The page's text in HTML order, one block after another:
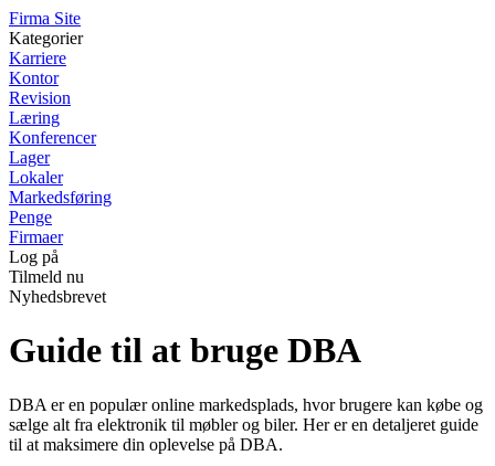
Firma Site
Kategorier
Karriere
Kontor
Revision
Læring
Konferencer
Lager
Lokaler
Markedsføring
Penge
Firmaer
Log på
Tilmeld nu
Nyhedsbrevet
Guide til at bruge DBA
DBA er en populær online markedsplads, hvor brugere kan købe og
sælge alt fra elektronik til møbler og biler. Her er en detaljeret guide
til at maksimere din oplevelse på DBA.